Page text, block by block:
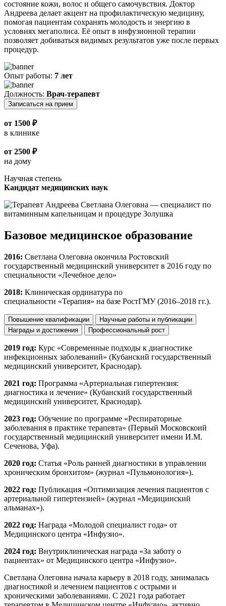
состояние кожи, волос и общего самочувствия. Доктор
Андреева делает акцент на профилактическую медицину,
помогая пациентам сохранять молодость и энергию в
условиях мегаполиса. Её опыт в инфузионной терапии
позволяет добиваться видимых результатов уже после первых
процедур.
Опыт работы: 7 лет
Должность: Врач-терапевт
Записаться на прием
от 1500 ₽
в клинике
от 2500 ₽
на дому
Научная степень
Кандидат медицинских наук
Базовое медицинское образование
2016: Светлана Олеговна окончила Ростовский
государственный медицинский университет в 2016 году по
специальности «Лечебное дело»
2018: Клиническая ординатура по
специальности «Терапия» на базе РостГМУ (2016–2018 гг.).
Повышение квалификации
Научные работы и публикации
Награды и достижения
Профессиональный рост
2019 год: Курс «Современные подходы к диагностике
инфекционных заболеваний» (Кубанский государственный
медицинский университет, Краснодар).
2021 год: Программа «Артериальная гипертензия:
диагностика и лечение» (Кубанский государственный
медицинский университет, Краснодар).
2023 год: Обучение по программе «Респираторные
заболевания в практике терапевта» (Первый Московскоий
государственный медицинский университет имени И.М.
Сеченова, Уфа).
2020 год: Статья «Роль ранней диагностики в управлении
хроническим бронхитом» (журнал «Пульмонология»).
2022 год: Публикация «Оптимизация лечения пациентов с
артериальной гипертензией» (журнал «Медицинский
альманах»).
2022 год: Награда «Молодой специалист года» от
Медицинского центра «Инфузио».
2024 год: Внутриклиническая награда «За заботу о
пациентах» от Медицинского центра «Инфузио».
Светлана Олеговна начала карьеру в 2018 году, занималась
диагностикой и лечением пациентов с острыми и
хроническими заболеваниями. С 2021 года работает